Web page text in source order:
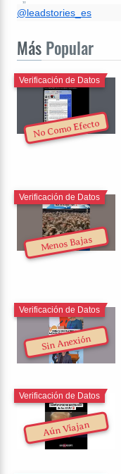
@leadstories_es
Más Popular
No Como Efecto
Verificación de Datos
Menos Bajas
Verificación de Datos
Sin Anexión
Verificación de Datos
Aún Viajan
Verificación de Datos